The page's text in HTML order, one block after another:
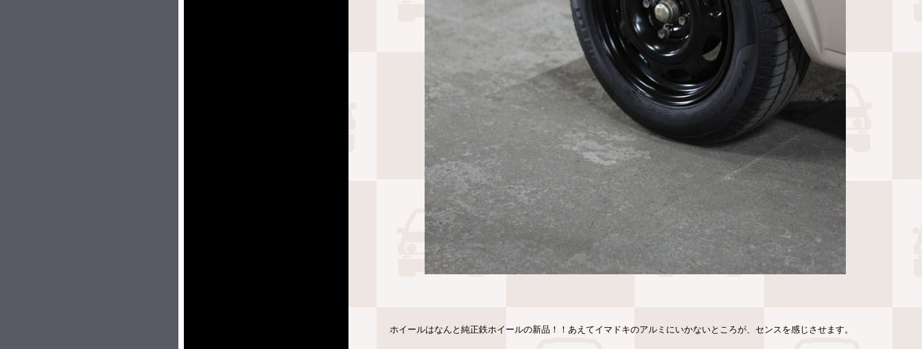
ホイールはなんと純正鉄ホイールの新品！！あえてイマドキのアルミにいかないところが、センスを感じさせます。